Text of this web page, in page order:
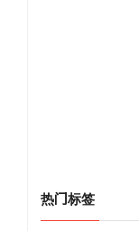
热门标签